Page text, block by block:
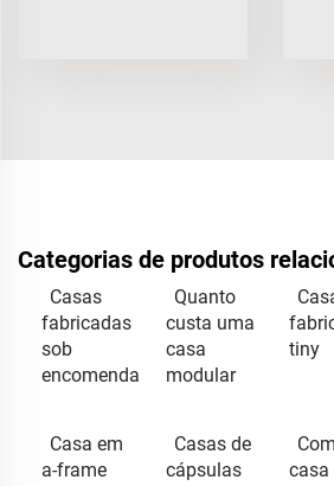
Categorias de produtos
Casas
fabricadas
sob
encomenda
Quanto
custa uma
casa
modular
tiny
Casa em
a-frame
Casas de
cápsulas
casa